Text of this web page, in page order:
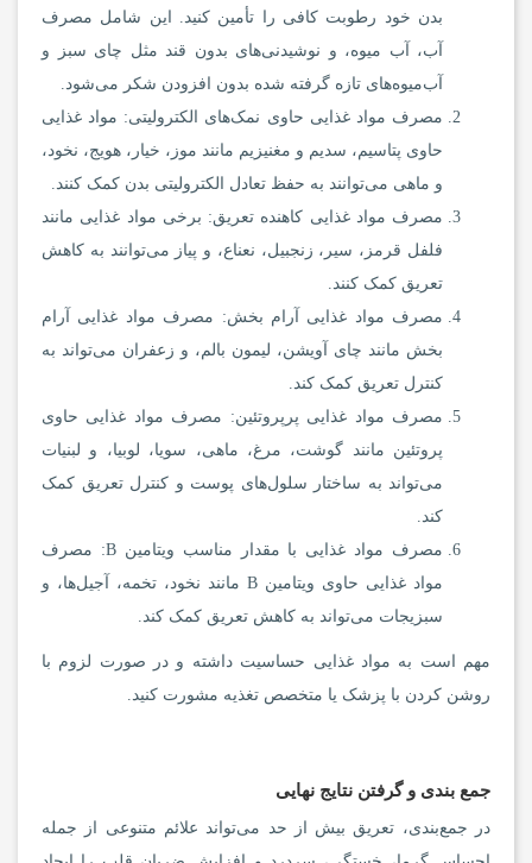
بدن خود رطوبت کافی را تأمین کنید. این شامل مصرف
آب، آب میوه، و نوشیدنی‌های بدون قند مثل چای سبز و
آب‌میوه‌های تازه گرفته شده بدون افزودن شکر می‌شود.
مصرف مواد غذایی حاوی نمک‌های الکترولیتی: مواد غذایی
حاوی پتاسیم، سدیم و مغنیزیم مانند موز، خیار، هویج، نخود،
و ماهی می‌توانند به حفظ تعادل الکترولیتی بدن کمک کنند.
مصرف مواد غذایی کاهنده تعریق: برخی مواد غذایی مانند
فلفل قرمز، سیر، زنجبیل، نعناع، و پیاز می‌توانند به کاهش
تعریق کمک کنند.
مصرف مواد غذایی آرام بخش: مصرف مواد غذایی آرام
بخش مانند چای آویشن، لیمون بالم، و زعفران می‌تواند به
کنترل تعریق کمک کند.
مصرف مواد غذایی پرپروتئین: مصرف مواد غذایی حاوی
پروتئین مانند گوشت، مرغ، ماهی، سویا، لوبیا، و لبنیات
می‌تواند به ساختار سلول‌های پوست و کنترل تعریق کمک
کند.
مصرف مواد غذایی با مقدار مناسب ویتامین B: مصرف
مواد غذایی حاوی ویتامین B مانند نخود، تخمه، آجیل‌ها، و
سبزیجات می‌تواند به کاهش تعریق کمک کند.
مهم است به مواد غذایی حساسیت داشته و در صورت لزوم با
روشن کردن با پزشک یا متخصص تغذیه مشورت کنید.
جمع بندی و گرفتن نتایج نهایی
در جمع‌بندی، تعریق بیش از حد می‌تواند علائم متنوعی از جمله